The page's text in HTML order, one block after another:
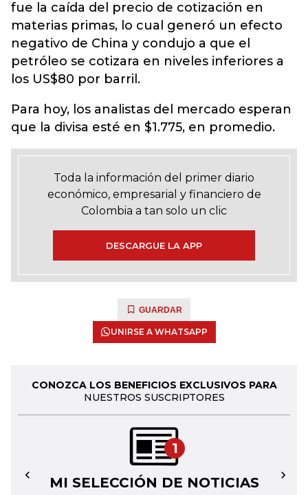
fue la caída del precio de cotización en
materias primas, lo cual generó un efecto
negativo de China y condujo a que el
petróleo se cotizara en niveles inferiores a
los US$80 por barril.
Para hoy, los analistas del mercado esperan
que la divisa esté en $1.775, en promedio.
Toda la información del primer diario
económico, empresarial y financiero de
Colombia a tan solo un clic
DESCARGUE LA APP
GUARDAR
UNIRSE A WHATSAPP
CONOZCA LOS BENEFICIOS EXCLUSIVOS PARA
NUESTROS SUSCRIPTORES
1
MI SELECCIÓN DE NOTICIAS
← →